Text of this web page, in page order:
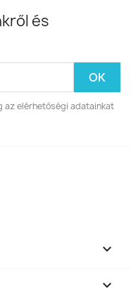
és
az elérhetőségi adatainkat

